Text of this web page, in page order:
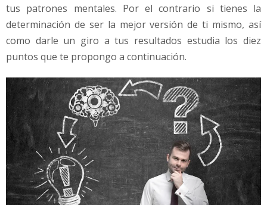
tus patrones mentales. Por el contrario si tienes la
determinación de ser la mejor versión de ti mismo, así
como darle un giro a tus resultados estudia los diez
puntos que te propongo a continuación.